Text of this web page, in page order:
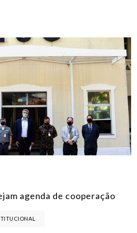
agenda de cooperação